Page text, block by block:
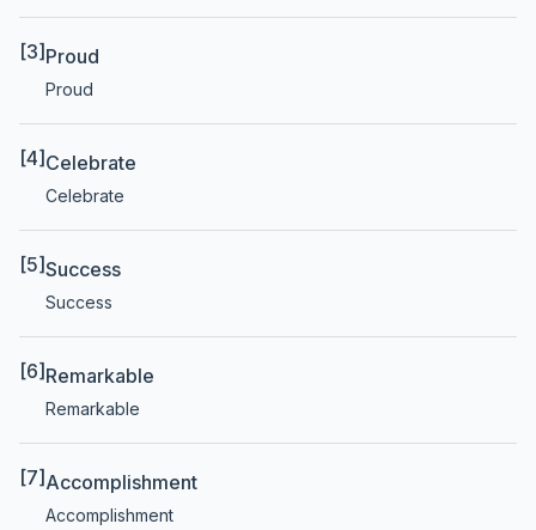
[3] Proud
Proud
[4] Celebrate
Celebrate
[5]Success
Success
[6] Remarkable
Remarkable
[7] Accomplishment
Accomplishment